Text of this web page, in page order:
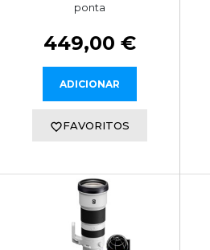
ponta
449,00 €
ADICIONAR
FAVORITOS